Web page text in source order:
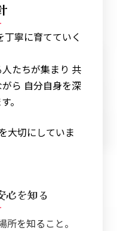
寧に育てていく
たちが集まり 共
ら 自分自身を深
。
大切にしていま
心を知る
を知ること。